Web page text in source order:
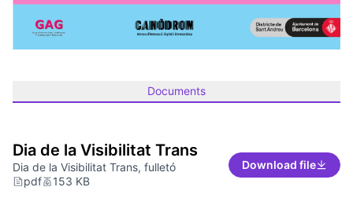
Documents
Dia de la Visibilitat Trans
Dia de la Visibilitat Trans, fulletó
pdf
153 KB
Download file